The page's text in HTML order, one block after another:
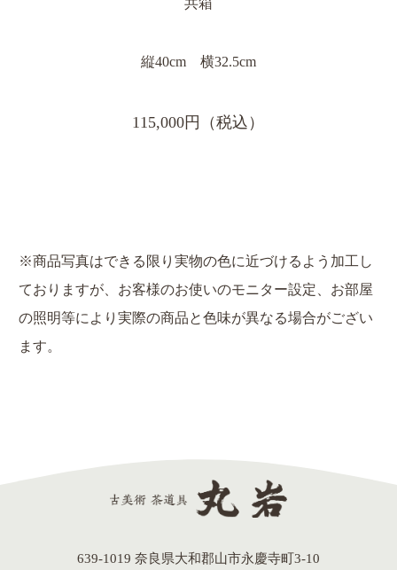
共箱
縦40cm 横32.5cm
115,000円（税込）
※商品写真はできる限り実物の色に近づけるよう加工し
ておりますが、お客様のお使いのモニター設定、お部屋
の照明等により実際の商品と色味が異なる場合がござい
ます。
639-1019 奈良県大和郡山市永慶寺町3-10